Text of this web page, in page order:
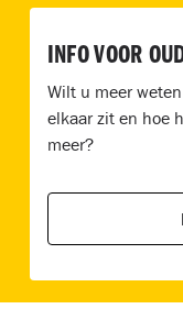
INFO VOOR
Wilt u meer
elkaar zit en hoe
meer?